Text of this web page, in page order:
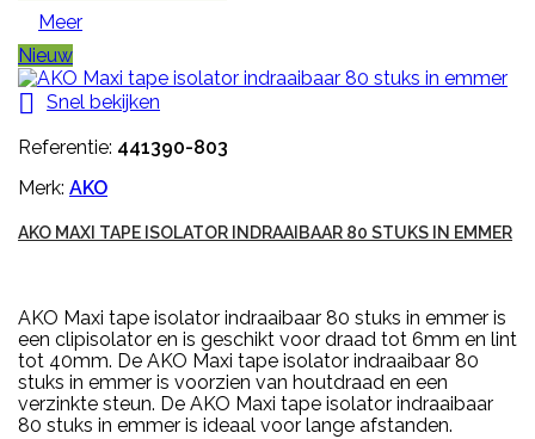
Meer
Nieuw
 Snel bekijken
Referentie: 441390-803
Merk: AKO
AKO MAXI TAPE ISOLATOR INDRAAIBAAR 80 STUKS IN EMMER
AKO Maxi tape isolator indraaibaar 80 stuks in emmer is
een clipisolator en is geschikt voor draad tot 6mm en lint
tot 40mm. De AKO Maxi tape isolator indraaibaar 80
stuks in emmer is voorzien van houtdraad en een
verzinkte steun. De AKO Maxi tape isolator indraaibaar
80 stuks in emmer is ideaal voor lange afstanden.